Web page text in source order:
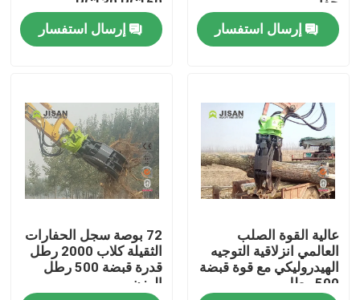
بيت
منتجات
جولة في المعمل
إرسال استفسار
إرسال استفسار
عالية القوة الصلب
العالمي انزلاقية التوجيه
الهيدروليكي مع قوة قبضة
500 رطل
72 بوصة سجل الحفارات
الثقيلة كلاب 2000 رطل
قدرة قبضة 500 رطل
الوزن